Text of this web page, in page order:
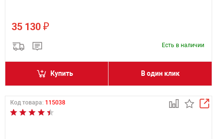
35 130 ₽
Есть в наличии
Купить В один клик
Код товара: 115038